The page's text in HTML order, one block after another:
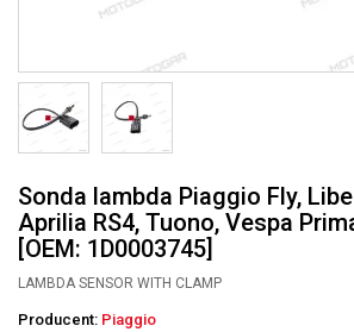
Sonda lambda Piaggio Fly,
Aprilia RS4, Tuono, Vespa
[OEM: 1D0003745]
LAMBDA SENSOR WITH CLAMP
Producent: Piaggio